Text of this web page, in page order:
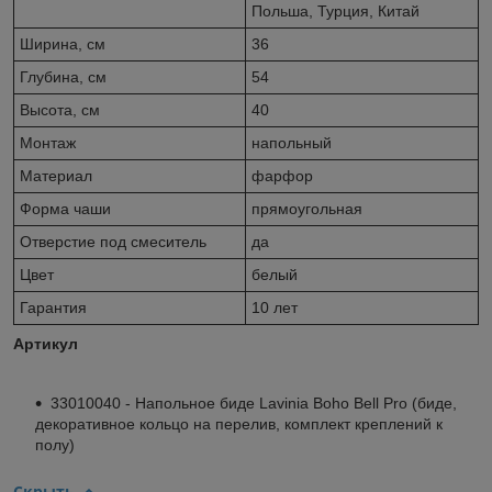
Польша, Турция, Китай
Ширина, см
36
Глубина, см
54
Высота, см
40
Монтаж
напольный
Материал
фарфор
Форма чаши
прямоугольная
Отверстие под смеситель
да
Цвет
белый
Гарантия
10 лет
Артикул
33010040 - Напольное биде Lavinia Boho Bell Pro (биде,
декоративное кольцо на перелив, комплект креплений к
полу)